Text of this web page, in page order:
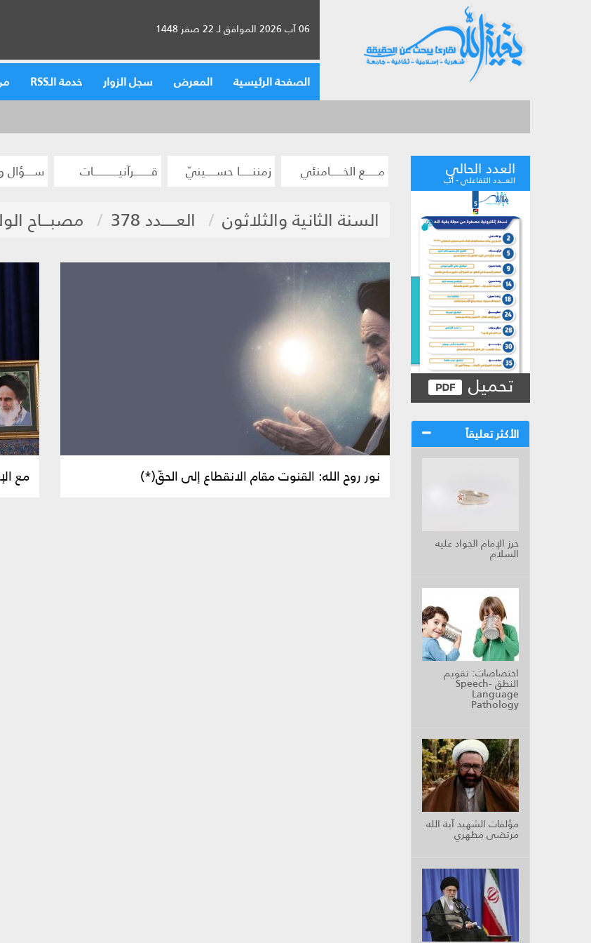
06 آب 2026 الموافق لـ 22 صفر 1448
الصفحة الرئيسية المعرض سجل الزوار خدمة الـRSS
العدد الحالي
العـــدد التفاعلي - آب
تحميل
الأكثر تعليقاً
حرز الإمام الجواد عليه
السلام
اختصاصات: تقويم
النطق Speech-
Language
Pathology
مؤلفات الشهيد آية الله
مرتضى مطهري
مــــــع الخــــــامنئي زمننــــــا حســـــينيّ قــــــــرآنيــــــــــــات ســــؤال
السنة الثانية والثلاثون العـــــدد 378 مصبـــاح
نور روح الله: القنوت مقام الانقطاع إلى الحقّ(*) مع